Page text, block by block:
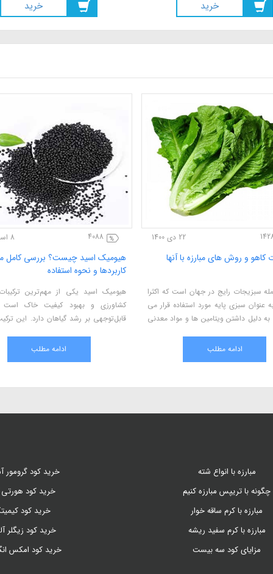
انواع آفات کاهو و روش های مبارزه با آنها
کاهو از جمله سبزیجات رایج در جهان است که اکثرا
در سالاد به عنوان سبزی پایه مورد استفاده قرار می
گیرد. کاهو به دلیل داشتن ویتامین ها و مواد معدنی
کشاورزان میتوانند با آگاهی از بیماری ها و آفات آن،
های درخت سیب
ترین عوامل خسارت زای
کاشت تا برداشت و به
ایجاد می کنند. در این
مبارزه با انواع شته
چگونه با تریپس مبارزه کنیم
مبارزه با کرم ساقه خوار
مبارزه با کرم سفید ریشه
مزایای کود سه بیست
خرید کود گرومور
خرید کود هورتی
خرید کود
خرید کود زیگلر
خرید کود امکس